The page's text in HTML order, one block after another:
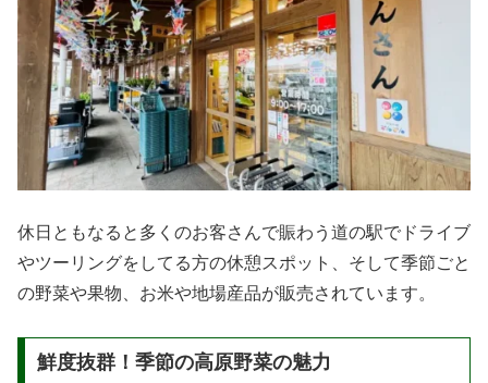
休日ともなると多くのお客さんで賑わう道の駅でドライブ
やツーリングをしてる方の休憩スポット、そして季節ごと
の野菜や果物、お米や地場産品が販売されています。
鮮度抜群！季節の高原野菜の魅力